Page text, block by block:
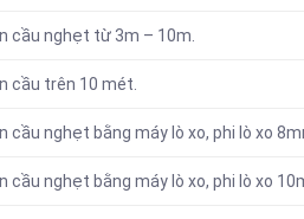
cầu nghẹt từ 3m – 10m.
cầu trên 10 mét.
cầu nghẹt bằng máy lò xo, phi lò xo
cầu nghẹt bằng máy lò xo, phi lò xo